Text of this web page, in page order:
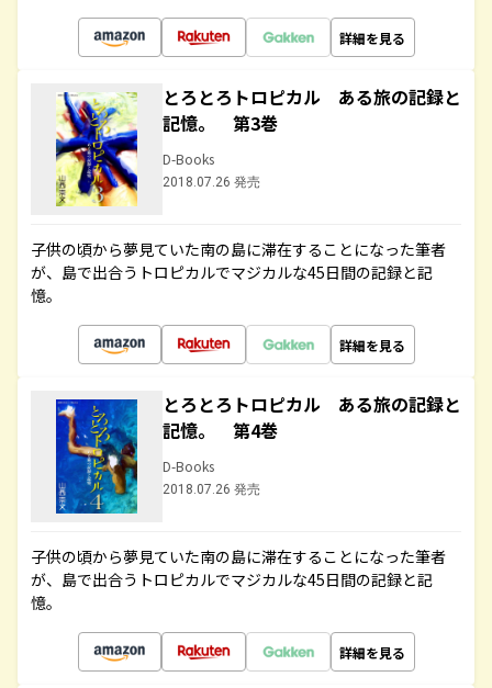
詳細を見る
とろとろトロピカル ある旅の記録と
記憶。 第3巻
D-Books
2018.07.26 発売
子供の頃から夢見ていた南の島に滞在することになった筆者
が、島で出合うトロピカルでマジカルな45日間の記録と記
憶。
詳細を見る
とろとろトロピカル ある旅の記録と
記憶。 第4巻
D-Books
2018.07.26 発売
子供の頃から夢見ていた南の島に滞在することになった筆者
が、島で出合うトロピカルでマジカルな45日間の記録と記
憶。
詳細を見る